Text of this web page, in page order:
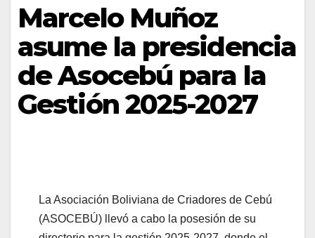
Marcelo Muñoz
asume la presidencia
de Asocebú para la
Gestión 2025-2027
La Asociación Boliviana de Criadores de Cebú
(ASOCEBÚ) llevó a cabo la posesión de su